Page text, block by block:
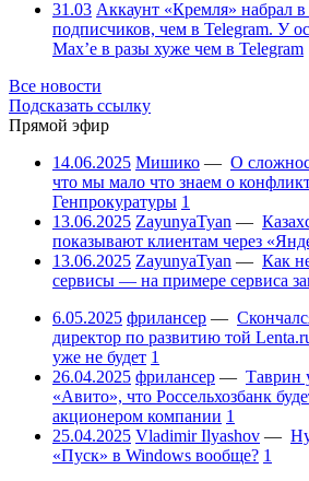
31.03 Аккаунт «Кремля» набрал
подписчиков, чем в Telegram. У
Max’е в разы хуже чем в Telegram
Все новости
Подсказать ссылку
Прямой эфир
14.06.2025 Мишико — О
что мы мало что знаем о
Генпрокуратуры 1
13.06.2025 ZayunyaTyan —
показывают клиентам через
13.06.2025 ZayunyaTyan — Как
сервисы — на примере сервиса
6.05.2025 фрилансер —
директор по развитию той
уже не будет 1
26.04.2025 фрилансер — Таврин
«Авито», что Россельхозбанк
акционером компании 1
25.04.2025 Vladimir Ilyashov —
«Пуск» в Windows вообще? 1